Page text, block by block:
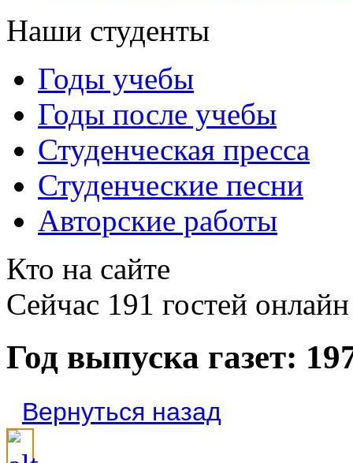
Наши студенты
Годы учебы
Годы после учебы
Студенческая пресса
Студенческие песни
Авторские работы
Кто на сайте
Сейчас 191 гостей онлайн
Год выпуска газет:
Вернуться назад